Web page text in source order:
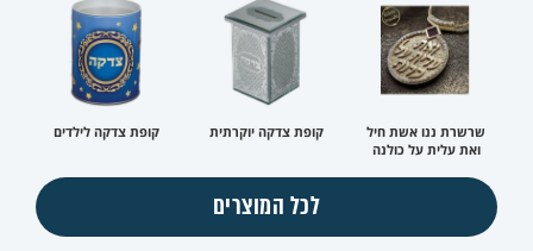
שרשרת ננו אשת חיל
ואת עלית על כולנה
קופת צדקה יוקרתית קופת צדקה לילדים
לכל המוצרים